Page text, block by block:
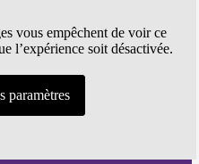
vous empêchent de voir ce
l’expérience soit désactivée.
paramètres